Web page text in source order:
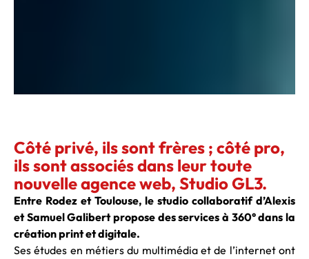
Côté privé, ils sont frères ; côté pro,
ils sont associés dans leur toute
nouvelle agence web, Studio GL3.
Entre Rodez et Toulouse, le studio collaboratif d’Alexis
et Samuel Galibert propose des services à 360° dans la
création print et digitale.
Ses études en métiers du multimédia et de l’internet ont